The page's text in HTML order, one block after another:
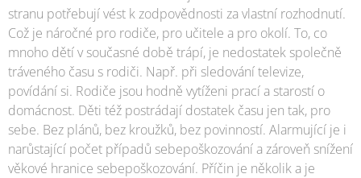
stranu potřebují vést k zodpovědnosti za vlastní rozhodnutí.
Což je náročné pro rodiče, pro učitele a pro okolí. To, co
mnoho dětí v současné době trápí, je nedostatek společně
tráveného času s rodiči. Např. při sledování televize,
povídání si. Rodiče jsou hodně vytíženi prací a starostí o
domácnost. Děti též postrádají dostatek času jen tak, pro
sebe. Bez plánů, bez kroužků, bez povinností. Alarmující je i
narůstající počet případů sebepoškozování a zároveň snížení
věkové hranice sebepoškozování. Příčin je několik a je